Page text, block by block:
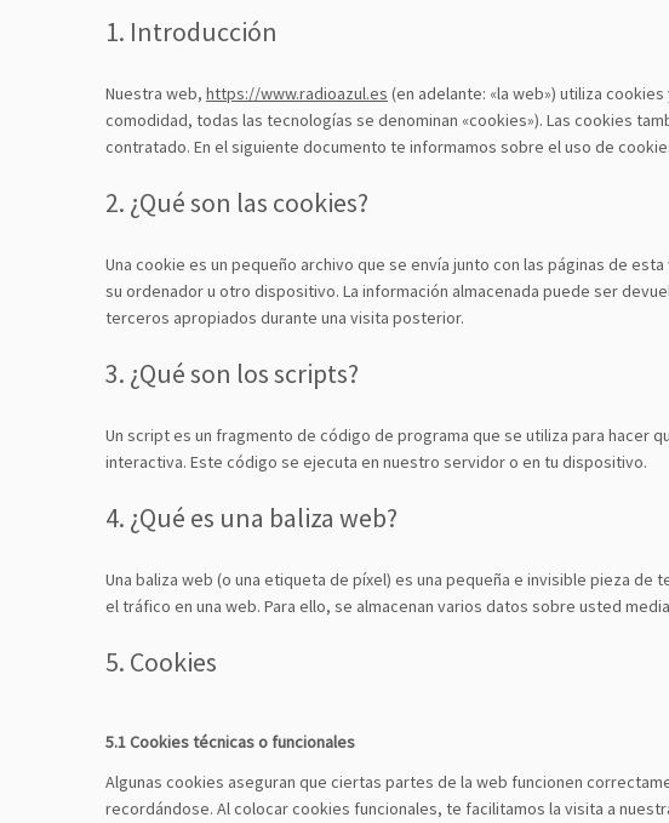
1. Introducción
Nuestra web, https://www.radioazul.es (en adelante: «la web») utiliza
comodidad, todas las tecnologías se denominan «cookies»). Las cookies
contratado. En el siguiente documento te informamos sobre el uso de
2. ¿Qué son las cookies?
Una cookie es un pequeño archivo que se envía junto con las páginas de
su ordenador u otro dispositivo. La información almacenada puede ser
terceros apropiados durante una visita posterior.
3. ¿Qué son los scripts?
Un script es un fragmento de código de programa que se utiliza para hacer
interactiva. Este código se ejecuta en nuestro servidor o en tu dispositivo.
4. ¿Qué es una baliza web?
Una baliza web (o una etiqueta de píxel) es una pequeña e invisible pieza
el tráfico en una web. Para ello, se almacenan varios datos sobre usted
5. Cookies
5.1 Cookies técnicas o funcionales
Algunas cookies aseguran que ciertas partes de la web funcionen
recordándose. Al colocar cookies funcionales, te facilitamos la visita a